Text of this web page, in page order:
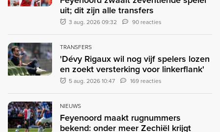
uit; dit zijn alle transfers
3 aug. 2026 09:32 90 reacties
TRANSFERS
'Dévy Rigaux wil nog vijf spelers lozen
en zoekt versterking voor linkerflank'
5 aug. 2026 10:47 169 reacties
NIEUWS
Feyenoord maakt rugnummers
bekend: onder meer Zechiël krijgt